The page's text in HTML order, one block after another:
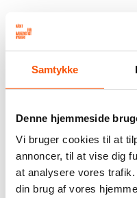
Samtykke
Denne hjemmeside
Vi bruger cookies til at
annoncer, til at vise dig
at analysere vores
din brug af vores